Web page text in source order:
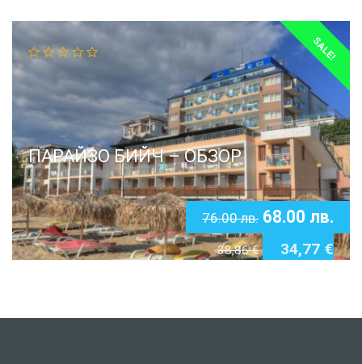
SALE!
ПАРАЙЗО БИЙЧ – ОБЗОР
76.00лв.
38,86€
68.00 лв.
34,77 €